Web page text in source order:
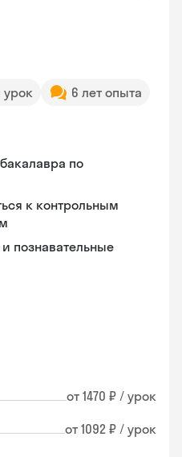
урок 6 лет опыта
по
к контрольным
познавательные
от 1470 ₽ / урок
от 1092 ₽ / урок